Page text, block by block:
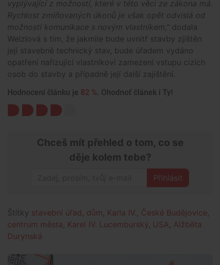
vyplývající z možností, které v této věci ze zákona má.
Rychlost zmiňovaných úkonů je však opět odvislá od
možností komunikace s novým vlastníkem," dodala
Welzlová s tím, že jakmile bude uvnitř stavby zjištěn
její stavebně technický stav, bude úřadem vydáno
opatření nařizující vlastníkovi zamezení vstupu cizích
osob do stavby a případně její další zajištění.
Hodnocení článku je 82 %. Ohodnoť článek i Ty!
Chceš mít přehled o tom, co se
děje kolem tebe?
Přihlásit
Štítky stavební úřad , dům , Karla IV., České Budějovice,
centrum města, Karel IV. Lucemburský, USA, Alžběta
Durynská